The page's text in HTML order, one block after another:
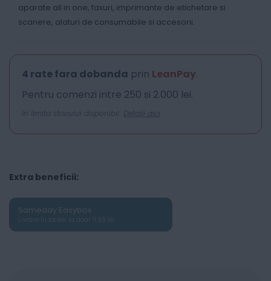
aparate all in one, faxuri, imprimante de etichetare si
scanere, alaturi de consumabile si accesorii.
4 rate fara dobanda prin LeanPay.
Pentru comenzi intre 250 si 2.000 lei.
In limita stocului disponibil. Detalii aici
Extra beneficii:
Sameday Easybox